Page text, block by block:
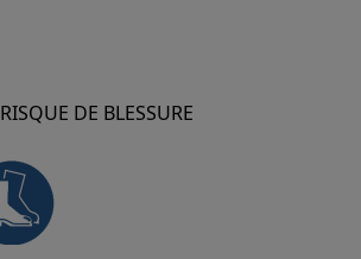
RISQUE DE BLESSURE